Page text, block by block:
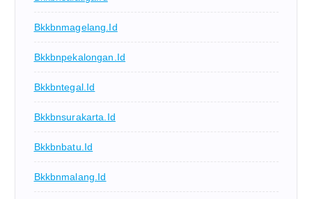
Bkkbnmagelang.id
Bkkbnpekalongan.id
Bkkbntegal.id
Bkkbnsurakarta.id
Bkkbnbatu.id
Bkkbnmalang.id